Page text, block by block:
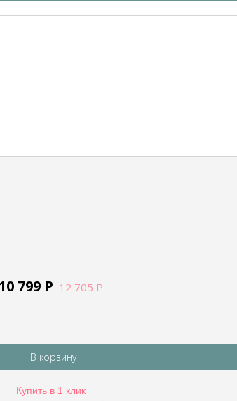
10 799 Р 12 705Р
В корзину
Купить в 1 клик